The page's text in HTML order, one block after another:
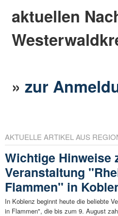
aktuellen
»zur
AKTUELLE ARTIKEL AUS
Wichtige Hinweise
Veranstaltung
Flammen" in
In Koblenz beginnt heute die beliebte
in Flammen", die bis zum 9. August